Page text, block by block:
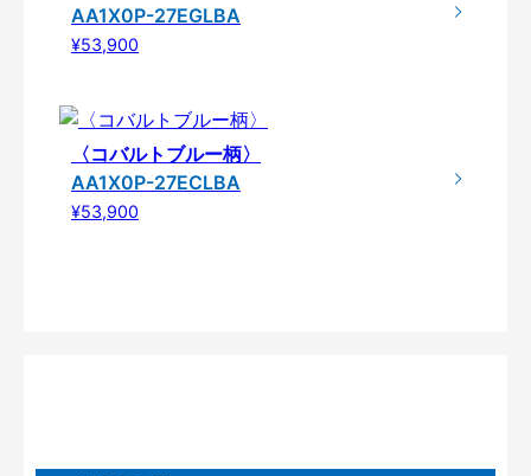
AA1X0P-27EGLBA
¥53,900
〈コバルトブルー柄〉
AA1X0P-27ECLBA
¥53,900